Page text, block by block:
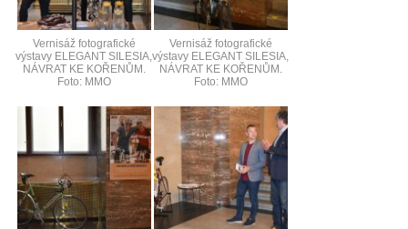
Vernisáž fotografické
výstavy ELEGANT SILESIA,
NÁVRAT KE KOŘENŮM.
Foto: MMO
Vernisáž fotografické
výstavy ELEGANT SILESIA,
NÁVRAT KE KOŘENŮM.
Foto: MMO